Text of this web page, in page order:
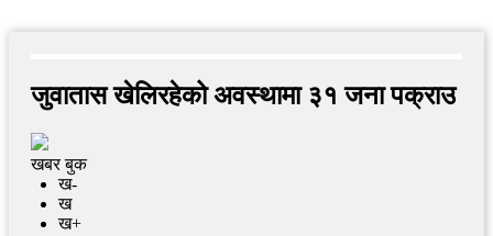
जुवातास खेलिरहेको अवस्थामा ३१ जना पक्राउ
खबर बुक
ख-
ख
ख+